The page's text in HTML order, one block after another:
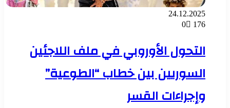
24.12.2025
0
176
التحول الأوروبي في ملف اللاجئين
السوريين بين خطاب “الطوعية”
وإجراءات القسر